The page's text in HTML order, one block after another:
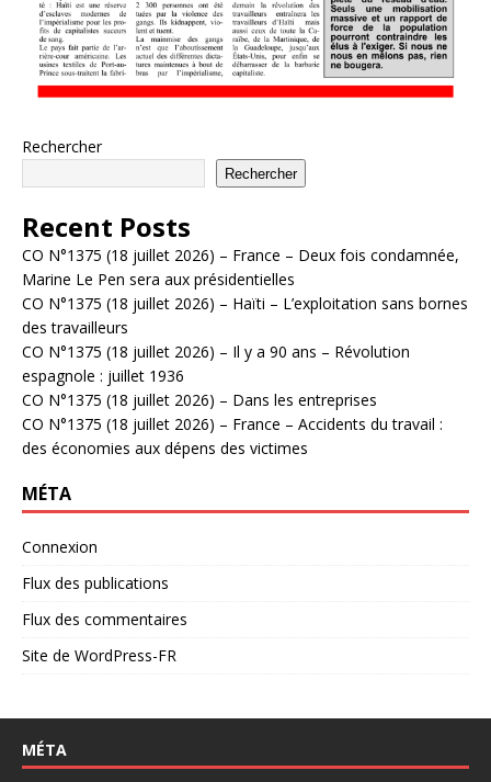
Rechercher
Rechercher
Recent Posts
CO N°1375 (18 juillet 2026) – France – Deux fois condamnée,
Marine Le Pen sera aux présidentielles
CO N°1375 (18 juillet 2026) – Haïti – L’exploitation sans bornes
des travailleurs
CO N°1375 (18 juillet 2026) – Il y a 90 ans – Révolution
espagnole : juillet 1936
CO N°1375 (18 juillet 2026) – Dans les entreprises
CO N°1375 (18 juillet 2026) – France – Accidents du travail :
des économies aux dépens des victimes
MÉTA
Connexion
Flux des publications
Flux des commentaires
Site de WordPress-FR
MÉTA